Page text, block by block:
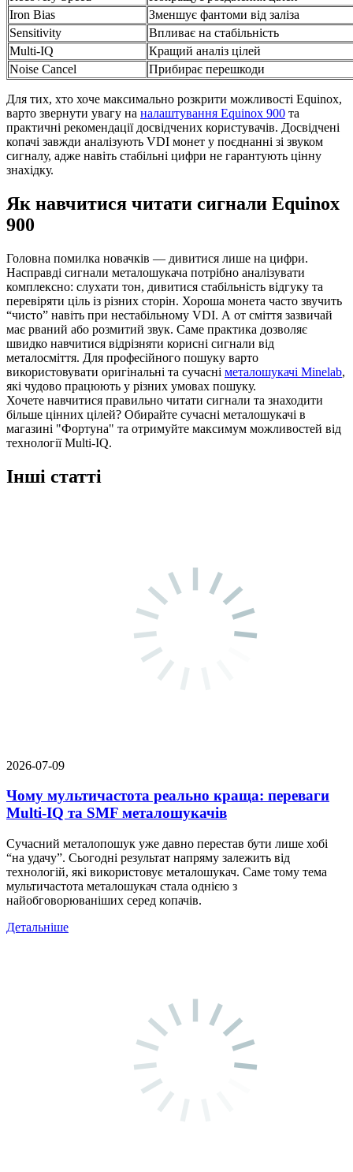
Iron Bias
Зменшує фантоми від заліза
Sensitivity
Впливає на стабільність
Multi-IQ
Кращий аналіз цілей
Noise Cancel
Прибирає перешкоди
Для тих, хто хоче максимально розкрити можливості Equinox,
варто звернути увагу на налаштування Equinox 900 та
практичні рекомендації досвідчених користувачів. Досвідчені
копачі завжди аналізують VDI монет у поєднанні зі звуком
сигналу, адже навіть стабільні цифри не гарантують цінну
знахідку.
Як навчитися читати сигнали Equinox
900
Головна помилка новачків — дивитися лише на цифри.
Насправді сигнали металошукача потрібно аналізувати
комплексно: слухати тон, дивитися стабільність відгуку та
перевіряти ціль із різних сторін. Хороша монета часто звучить
“чисто” навіть при нестабільному VDI. А от сміття зазвичай
має рваний або розмитий звук. Саме практика дозволяє
швидко навчитися відрізняти корисні сигнали від
металосміття. Для професійного пошуку варто
використовувати оригінальні та сучасні металошукачі Minelab,
які чудово працюють у різних умовах пошуку.
Хочете навчитися правильно читати сигнали та знаходити
більше цінних цілей? Обирайте сучасні металошукачі в
магазині "Фортуна" та отримуйте максимум можливостей від
технології Multi-IQ.
Інші статті
2026-07-09
Чому мультичастота реально краща: переваги
Multi-IQ та SMF металошукачів
Сучасний металопошук уже давно перестав бути лише хобі
“на удачу”. Сьогодні результат напряму залежить від
технологій, які використовує металошукач. Саме тому тема
мультичастота металошукач стала однією з
найобговорюваніших серед копачів.
Детальніше